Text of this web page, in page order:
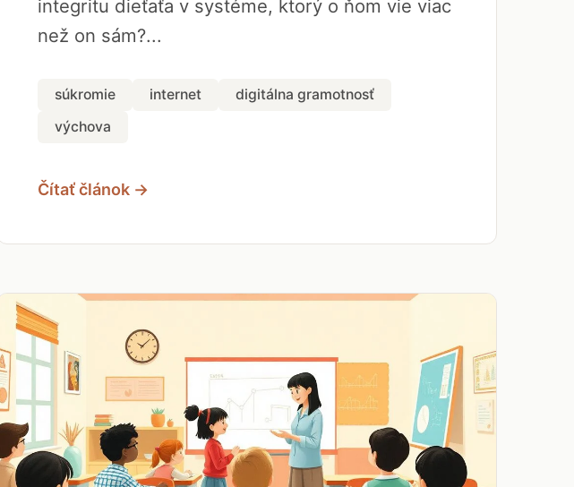
integritu dieťaťa v systéme, ktorý o ňom vie viac
než on sám?...
súkromie internet
digitálna gramotnosť
výchova
Čítať článok →